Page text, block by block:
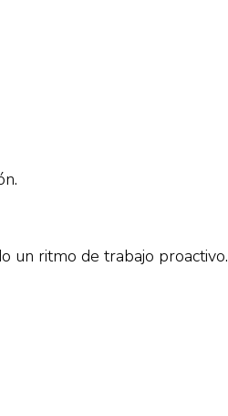
un ritmo de trabajo proactivo.